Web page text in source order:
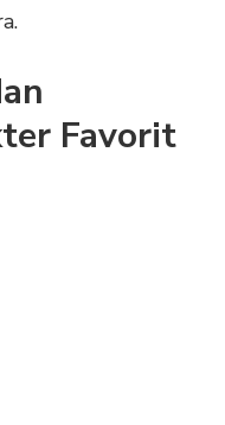
Favorit